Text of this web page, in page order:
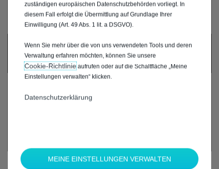
UM DIESE GOOGLE MAPS-KARTE ANZUZEIGEN,
AKZEPTIEREN SIE BITTE DIE FÜR
MARKETING/WERBUNG RELEVANTEN-COOKIES.
Welche Marke möchten Sie?*
zuständigen europäischen Datenschutzbehörden vorliegt. In
diesem Fall erfolgt die Übermittlung auf Grundlage Ihrer
Einwilligung (Art. 49 Abs. 1 lit. a DSGVO).
Wenn Sie mehr über die von uns verwendeten Tools und deren
Verwaltung erfahren möchten, können Sie unsere
Cookie‑Richtlinieaufrufen oder auf die Schaltfläche „Meine
Einstellungen verwalten“ klicken.
Datenschutzerklärung
MEINE EINSTELLUNGEN VERWALTEN